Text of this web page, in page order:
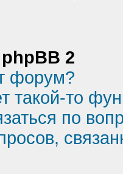
2
форум?
такой-то
по